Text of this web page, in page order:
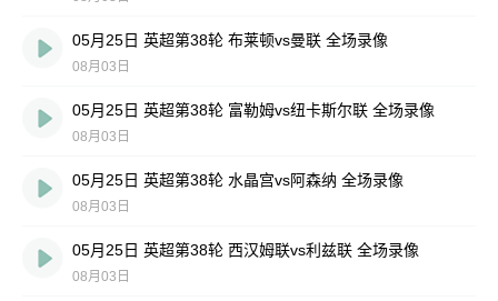
05月25日 英超第38轮 布莱顿vs曼联 全场录像
08月03日
05月25日 英超第38轮 富勒姆vs纽卡斯尔联 全场录像
08月03日
05月25日 英超第38轮 水晶宫vs阿森纳 全场录像
08月03日
05月25日 英超第38轮 西汉姆联vs利兹联 全场录像
08月03日